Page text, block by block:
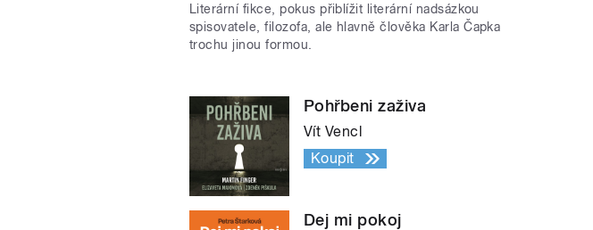
Literární fikce, pokus přiblížit literární nadsázkou
spisovatele, filozofa, ale hlavně člověka Karla Čapka
trochu jinou formou.
Pohřbeni zaživa
Vít Vencl
Koupit
Dej mi pokoj